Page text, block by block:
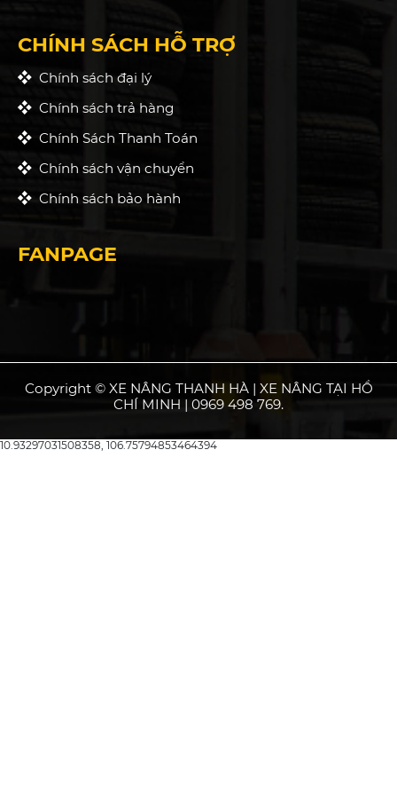
CHÍNH SÁCH HỖ TRỢ
Chính sách đại lý
Chính sách trả hàng
Chính Sách Thanh Toán
Chính sách vận chuyển
Chính sách bảo hành
FANPAGE
Copyright © XE NÂNG THANH HÀ | XE NÂNG TẠI HỒ
CHÍ MINH | 0969 498 769.
10.93297031508358, 106.75794853464394